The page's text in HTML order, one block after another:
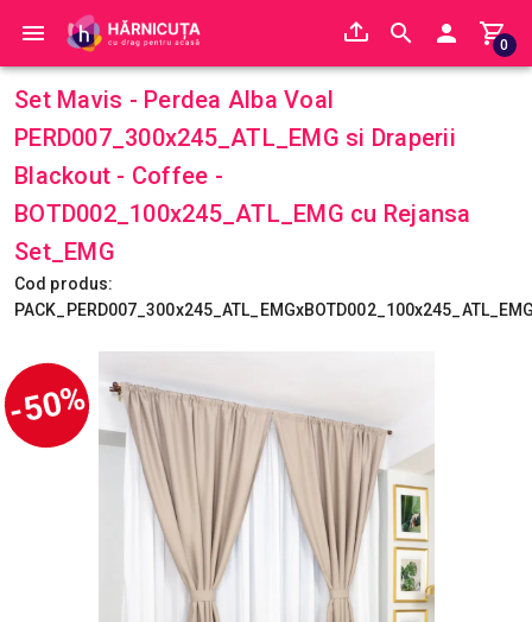
0
Set Mavis - Perdea Alba Voal
PERD007_300x245_ATL_EMG si Draperii
Blackout - Coffee -
BOTD002_100x245_ATL_EMG cu Rejansa
Set_EMG
Cod produs:
-50%